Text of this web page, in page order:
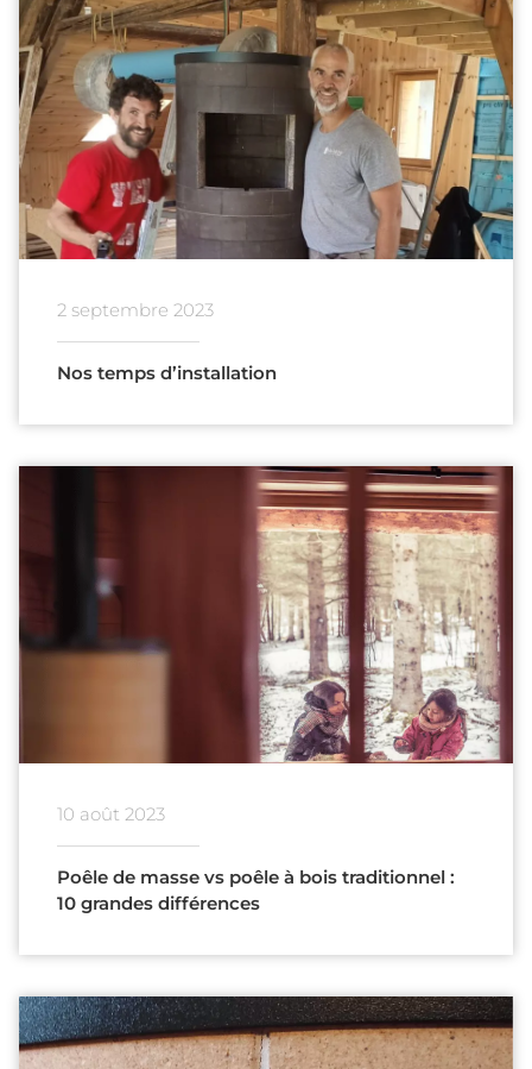
2 septembre 2023
Nos temps d’installation
10 août 2023
Poêle de masse vs poêle à bois traditionnel :
10 grandes différences